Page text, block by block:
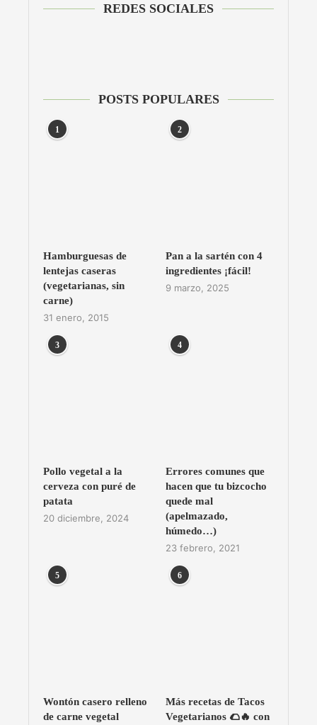
REDES SOCIALES
POSTS POPULARES
1
Hamburguesas de
lentejas caseras
(vegetarianas, sin
carne)
31 enero, 2015
2
Pan a la sartén con 4
ingredientes ¡fácil!
9 marzo, 2025
3
Pollo vegetal a la
cerveza con puré de
patata
20 diciembre, 2024
4
Errores comunes que
hacen que tu bizcocho
quede mal
(apelmazado,
húmedo…)
23 febrero, 2021
5
Wontón casero relleno
de carne vegetal
6
Más recetas de Tacos
Vegetarianos 🌮🔥 con